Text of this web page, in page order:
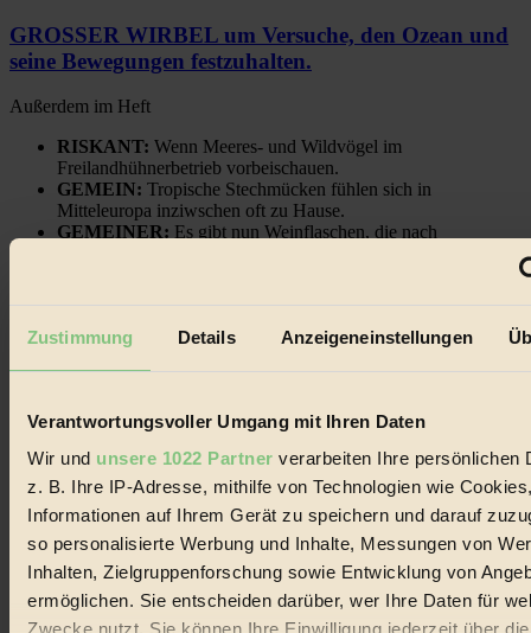
Zustimmung Details Anzeigeneinstellungen
Verantwortungsvoller Umgang mit Ihren Daten
Wir und unsere 1022 Partner verarbeiten Ihre persönlichen
z. B. Ihre IP-Adresse, mithilfe von Technologien wie
Informationen auf Ihrem Gerät zu speichern und darauf
so personalisierte Werbung und Inhalte, Messungen von
Inhalten, Zielgruppenforschung sowie Entwicklung von
ermöglichen. Sie entscheiden darüber, wer Ihre Daten für
Zwecke nutzt. Sie können Ihre Einwilligung jederzeit über
GROSSER WIRBEL um Versuche, den Ozean und
seine Bewegungen festzuhalten.
Außerdem im Heft
RISKANT: Wenn Meeres- und Wildvögel im
Freilandhühnerbetrieb vorbeischauen.
GEMEIN: Tropische Stechmücken fühlen sich in
Mitteleuropa inziwschen oft zu Hause.
GEMEINER: Es gibt nun Weinflaschen, die nach
Erhalte in regelmäßigen Abständen die aktuellsten Artikel,
Gewinnspiele & Ausgaben übersichtlich aufbereitet vom
BIORAMA-Magazin per E-Mail.
Jetzt eintragen: